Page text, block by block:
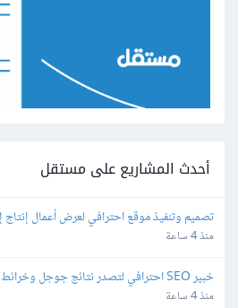
أحدث المشاريع على مستقل
تصميم وتنفيذ موقع احترافي لعرض أعمال إنتاج
منذ 4 ساعة
خبير SEO احترافي لتصدر نتائج جوجل وخرائط جوجل
منذ 4 ساعة